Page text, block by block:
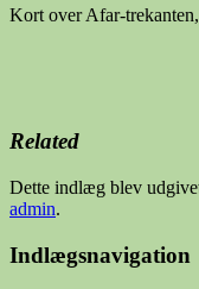
Kort over Afar-
Related
Dette indlæg blev
admin.
Indlægsnavigation